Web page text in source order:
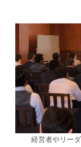
経営者やリー